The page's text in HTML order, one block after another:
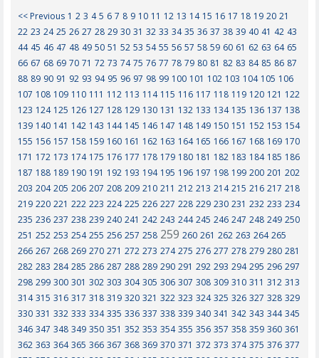
<< Previous 1 2 3 4 5 6 7 8 9 10 11 12 13 14 15 16 17 18 19 20 21
22 23 24 25 26 27 28 29 30 31 32 33 34 35 36 37 38 39 40 41 42 43
44 45 46 47 48 49 50 51 52 53 54 55 56 57 58 59 60 61 62 63 64 65
66 67 68 69 70 71 72 73 74 75 76 77 78 79 80 81 82 83 84 85 86 87
88 89 90 91 92 93 94 95 96 97 98 99 100 101 102 103 104 105 106
107 108 109 110 111 112 113 114 115 116 117 118 119 120 121 122
123 124 125 126 127 128 129 130 131 132 133 134 135 136 137 138
139 140 141 142 143 144 145 146 147 148 149 150 151 152 153 154
155 156 157 158 159 160 161 162 163 164 165 166 167 168 169 170
171 172 173 174 175 176 177 178 179 180 181 182 183 184 185 186
187 188 189 190 191 192 193 194 195 196 197 198 199 200 201 202
203 204 205 206 207 208 209 210 211 212 213 214 215 216 217 218
219 220 221 222 223 224 225 226 227 228 229 230 231 232 233 234
235 236 237 238 239 240 241 242 243 244 245 246 247 248 249 250
251 252 253 254 255 256 257 258 259 260 261 262 263 264 265
266 267 268 269 270 271 272 273 274 275 276 277 278 279 280 281
282 283 284 285 286 287 288 289 290 291 292 293 294 295 296 297
298 299 300 301 302 303 304 305 306 307 308 309 310 311 312 313
314 315 316 317 318 319 320 321 322 323 324 325 326 327 328 329
330 331 332 333 334 335 336 337 338 339 340 341 342 343 344 345
346 347 348 349 350 351 352 353 354 355 356 357 358 359 360 361
362 363 364 365 366 367 368 369 370 371 372 373 374 375 376 377